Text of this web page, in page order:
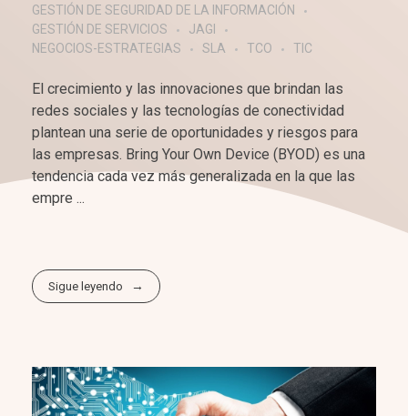
GESTIÓN DE SEGURIDAD DE LA INFORMACIÓN
GESTIÓN DE SERVICIOS
JAGI
NEGOCIOS-ESTRATEGIAS
SLA TCO TIC
El crecimiento y las innovaciones que brindan las
redes sociales y las tecnologías de conectividad
plantean una serie de oportunidades y riesgos para
las empresas. Bring Your Own Device (BYOD) es una
tendencia cada vez más generalizada en la que las
empre ...
Sigue leyendo